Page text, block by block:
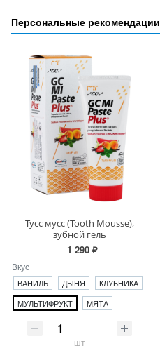
Персональные рекомендации
Тусс мусс (Tooth Mousse),
зубной гель
1 290 ₽
Вкус
ВАНИЛЬ ДЫНЯ
КЛУБНИКА
МУЛЬТИФРУКТ
МЯТА
шт